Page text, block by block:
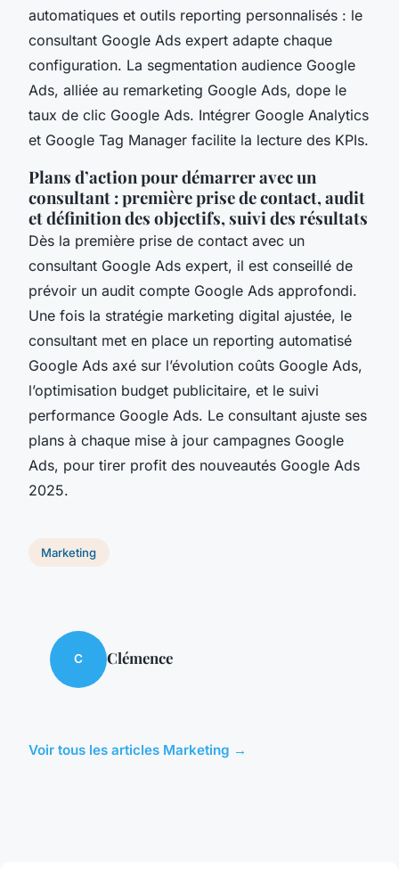
automatiques et outils reporting personnalisés : le
consultant Google Ads expert adapte chaque
configuration. La segmentation audience Google
Ads, alliée au remarketing Google Ads, dope le
taux de clic Google Ads. Intégrer Google Analytics
et Google Tag Manager facilite la lecture des KPIs.
Plans d’action pour démarrer avec un
consultant : première prise de contact, audit
et définition des objectifs, suivi des résultats
Dès la première prise de contact avec un
consultant Google Ads expert, il est conseillé de
prévoir un audit compte Google Ads approfondi.
Une fois la stratégie marketing digital ajustée, le
consultant met en place un reporting automatisé
Google Ads axé sur l’évolution coûts Google Ads,
l’optimisation budget publicitaire, et le suivi
performance Google Ads. Le consultant ajuste ses
plans à chaque mise à jour campagnes Google
Ads, pour tirer profit des nouveautés Google Ads
2025.
Marketing
C Clémence
Voir tous les articles Marketing →